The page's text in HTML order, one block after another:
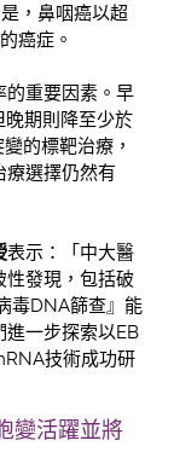
，鼻咽癌以超
癌症。
的重要因素。早
晚期則降至少於
的標靶治療，
療選擇仍然有
表示：「中大醫
性發現，包括破
毒DNA篩查』能
一步探索以EB
技術成功研
變活躍並將